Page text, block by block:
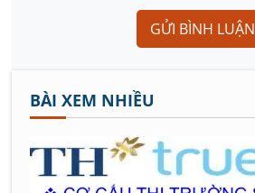
GỬI BÌNH LUẬN
BÀI XEM NHIỀU